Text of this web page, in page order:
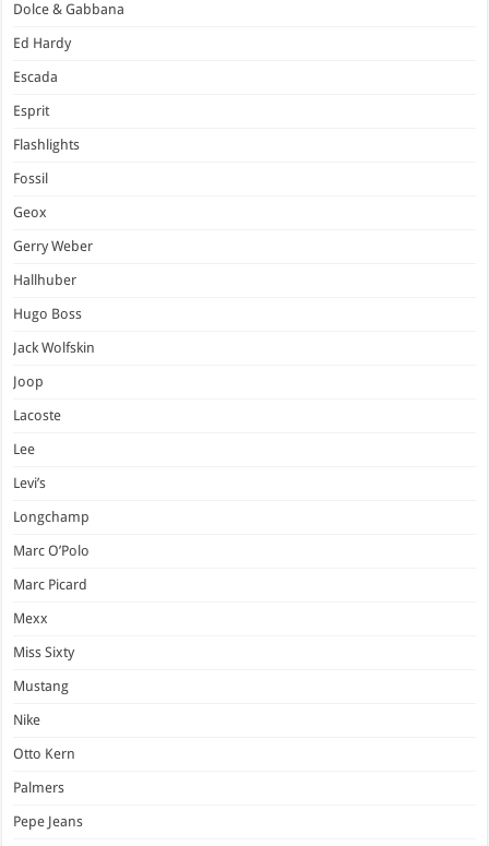
Dolce & Gabbana
Ed Hardy
Escada
Esprit
Flashlights
Fossil
Geox
Gerry Weber
Hallhuber
Hugo Boss
Jack Wolfskin
Joop
Lacoste
Lee
Levi’s
Longchamp
Marc O’Polo
Marc Picard
Mexx
Miss Sixty
Mustang
Nike
Otto Kern
Palmers
Pepe Jeans